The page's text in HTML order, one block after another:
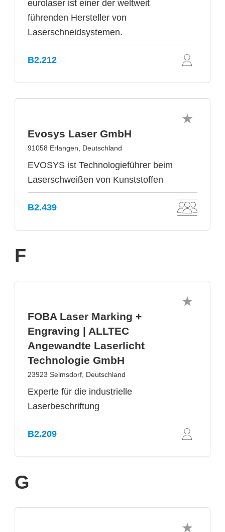
eurolaser ist einer der weltweit
führenden Hersteller von
Laserschneidsystemen.
B2.212
Evosys Laser GmbH
91058 Erlangen, Deutschland
EVOSYS ist Technologieführer beim
Laserschweißen von Kunststoffen
B2.439
F
FOBA Laser Marking +
Engraving | ALLTEC
Angewandte Laserlicht
Technologie GmbH
23923 Selmsdorf, Deutschland
Experte für die industrielle
Laserbeschriftung
B2.209
G